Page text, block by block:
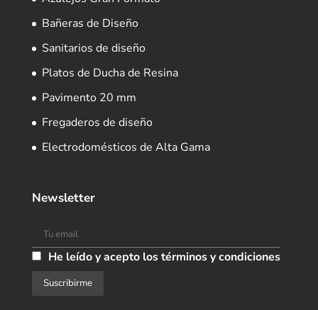
Bañeras de Diseño
Sanitarios de diseño
Platos de Ducha de Resina
Pavimento 20 mm
Fregaderos de diseño
Electrodomésticos de Alta Gama
Newsletter
He leído y acepto los términos y condiciones